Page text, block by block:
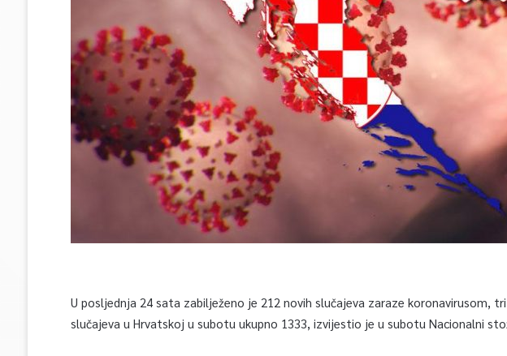
U posljednja 24 sata zabilježeno je 212 novih slučajeva zaraze koronavirusom,
slučajeva u Hrvatskoj u subotu ukupno 1333, izvijestio je u subotu Nacionalni